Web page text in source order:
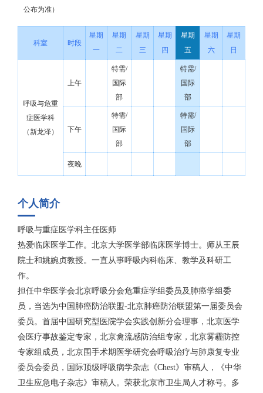
公布为准）
科室 时段
星期
一
星期
二
星期
三
星期
四
星期
五
星期
六
星期
日
呼吸与危重
症医学科
（新龙泽）
上午
特需/
国际
部
特需/
国际
部
下午
特需/
国际
部
特需/
国际
部
夜晚
个人简介
呼吸与重症医学科主任医师
热爱临床医学工作。北京大学医学部临床医学博士。师从王辰
院士和姚婉贞教授。一直从事呼吸内科临床、教学及科研工
作。
担任中华医学会北京呼吸分会危重症学组委员及肺癌学组委
员，当选为中国肺癌防治联盟-北京肺癌防治联盟第一届委员会
委员。首届中国研究型医院学会实践创新分会理事，北京医学
会医疗事故鉴定专家，北京禽流感防治组专家，北京雾霾防控
专家组成员，北京围手术期医学研究会呼吸治疗与肺康复专业
委员会委员，国际顶级呼吸病学杂志《Chest》审稿人，《中华
卫生应急电子杂志》审稿人。荣获北京市卫生局人才称号。多